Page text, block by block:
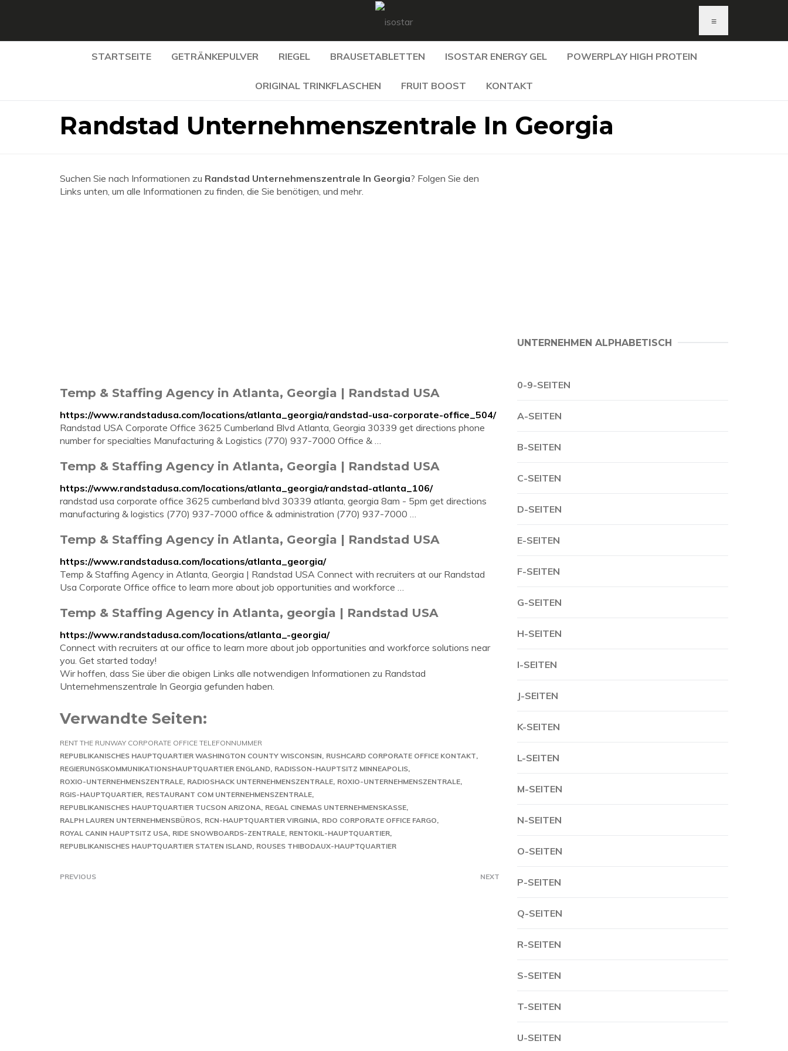
≡
STARTSEITE GETRÄNKEPULVER RIEGEL BRAUSETABLETTEN ISOSTAR ENERGY GEL POWERPLAY HIGH PROTEIN
ORIGINAL TRINKFLASCHEN FRUIT BOOST KONTAKT
Randstad Unternehmenszentrale In Georgia
Suchen Sie nach Informationen zu Randstad Unternehmenszentrale In Georgia? Folgen Sie den
Links unten, um alle Informationen zu finden, die Sie benötigen, und mehr.
Temp & Staffing Agency in Atlanta, Georgia | Randstad USA
https://www.randstadusa.com/locations/atlanta_georgia/randstad-usa-corporate-office_504/
Randstad USA Corporate Office 3625 Cumberland Blvd Atlanta, Georgia 30339 get directions phone
number for specialties Manufacturing & Logistics (770) 937-7000 Office & …
Temp & Staffing Agency in Atlanta, Georgia | Randstad USA
https://www.randstadusa.com/locations/atlanta_georgia/randstad-atlanta_106/
randstad usa corporate office 3625 cumberland blvd 30339 atlanta, georgia 8am - 5pm get directions
manufacturing & logistics (770) 937-7000 office & administration (770) 937-7000 …
Temp & Staffing Agency in Atlanta, Georgia | Randstad USA
https://www.randstadusa.com/locations/atlanta_georgia/
Temp & Staffing Agency in Atlanta, Georgia | Randstad USA Connect with recruiters at our Randstad
Usa Corporate Office office to learn more about job opportunities and workforce …
Temp & Staffing Agency in Atlanta, georgia | Randstad USA
https://www.randstadusa.com/locations/atlanta_-georgia/
Connect with recruiters at our office to learn more about job opportunities and workforce solutions near
you. Get started today!
Wir hoffen, dass Sie über die obigen Links alle notwendigen Informationen zu Randstad
Unternehmenszentrale In Georgia gefunden haben.
Verwandte Seiten:
RENT THE RUNWAY CORPORATE OFFICE TELEFONNUMMER
REPUBLIKANISCHES HAUPTQUARTIER WASHINGTON COUNTY WISCONSIN RUSHCARD CORPORATE OFFICE KONTAKT
REGIERUNGSKOMMUNIKATIONSHAUPTQUARTIER ENGLAND RADISSON-HAUPTSITZ MINNEAPOLIS
ROXIO-UNTERNEHMENSZENTRALE RADIOSHACK UNTERNEHMENSZENTRALE ROXIO-UNTERNEHMENSZENTRALE
RGIS-HAUPTQUARTIER RESTAURANT COM UNTERNEHMENSZENTRALE
REPUBLIKANISCHES HAUPTQUARTIER TUCSON ARIZONA REGAL CINEMAS UNTERNEHMENSKASSE
RALPH LAUREN UNTERNEHMENSBÜROS RCN-HAUPTQUARTIER VIRGINIA RDO CORPORATE OFFICE FARGO
ROYAL CANIN HAUPTSITZ USA RIDE SNOWBOARDS-ZENTRALE RENTOKIL-HAUPTQUARTIER
REPUBLIKANISCHES HAUPTQUARTIER STATEN ISLAND ROUSES THIBODAUX-HAUPTQUARTIER
PREVIOUS NEXT
UNTERNEHMEN ALPHABETISCH
0-9-SEITEN
A-SEITEN
B-SEITEN
C-SEITEN
D-SEITEN
E-SEITEN
F-SEITEN
G-SEITEN
H-SEITEN
I-SEITEN
J-SEITEN
K-SEITEN
L-SEITEN
M-SEITEN
N-SEITEN
O-SEITEN
P-SEITEN
Q-SEITEN
R-SEITEN
S-SEITEN
T-SEITEN
U-SEITEN